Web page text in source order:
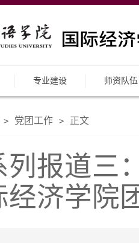
专业建设 师资队伍
> 党团工作 > 正文
列报道三
济学院